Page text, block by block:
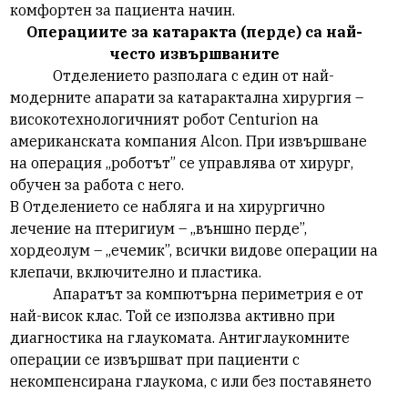
комфортен за пациента начин.
Операциите за катаракта (перде) са най-
често извършваните
Отделението разполага с един от най-
модерните апарати за катарактална хирургия –
високотехнологичният роботCenturionна
американската компания Alcon. При извършване
на операция „роботът” се управлява от хирург,
обучен за работа с него.
В Отделението се набляга и на хирургично
лечение на птеригиум – „външно перде”,
хордеолум – „ечемик”, всички видове операции на
клепачи, включително и пластика.
Апаратът за компютърна периметрия е от
най-висок клас. Той се използва активно при
диагностика на глаукомата. Антиглаукомните
операции се извършват при пациенти с
некомпенсирана глаукома, с или без поставянето